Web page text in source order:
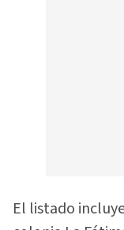
El listado